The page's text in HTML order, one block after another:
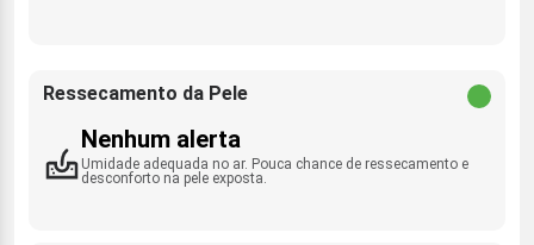
Ressecamento da Pele
Nenhum alerta
Umidade adequada no ar. Pouca chance de ressecamento e
desconforto na pele exposta.